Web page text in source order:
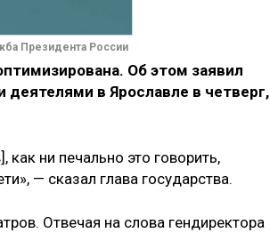
Президента России
Об этом заявил
в Ярославле в четверг,
как ни печально это говорить,
— сказал глава государства.
Отвечая на слова гендиректора